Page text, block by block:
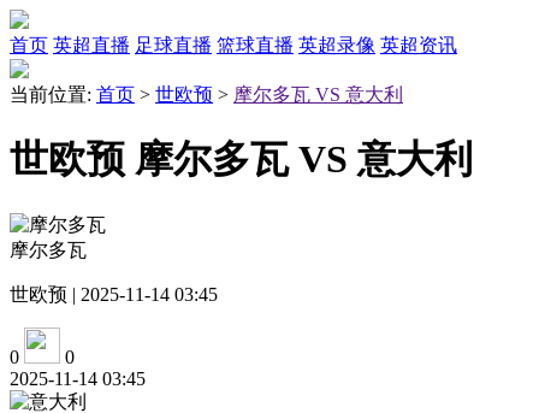
首页 英超直播 足球直播 篮球直播 英超录像 英超资讯
当前位置: 首页 > 世欧预 > 摩尔多瓦 VS 意大利
世欧预 摩尔多瓦 VS 意大利
摩尔多瓦
世欧预 | 2025-11-14 03:45
0
0
2025-11-14 03:45